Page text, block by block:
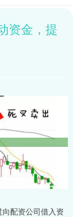
资金，提
配资公司借入资